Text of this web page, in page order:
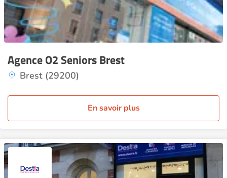
Agence O2 Seniors Brest
Brest (29200)
En savoir plus